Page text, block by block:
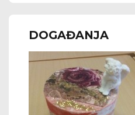
DOGAĐANJA